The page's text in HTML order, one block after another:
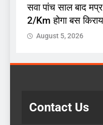
सवा पांच साल बाद
2/Km होगा बस
August 5, 2026
Contact Us